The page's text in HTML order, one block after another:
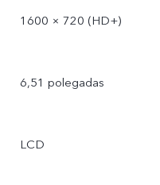
1600 × 720 (HD+)
6,51 polegadas
LCD